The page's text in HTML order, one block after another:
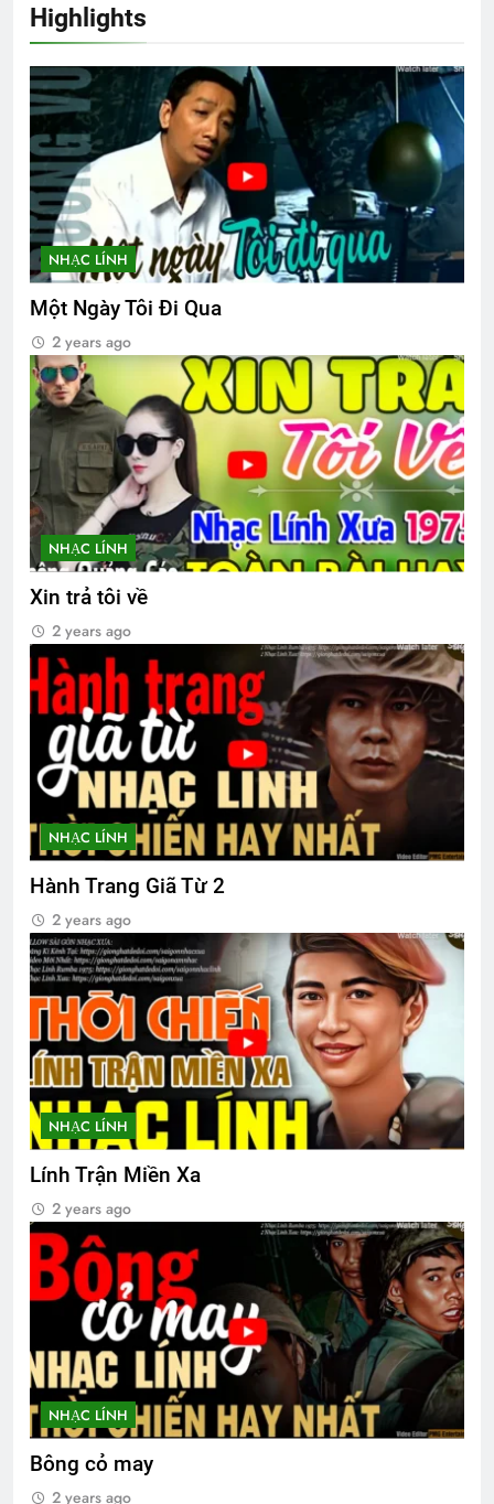
NƠI TÂM TRÍ KHÔNG CÓ NỖI SỢ
(Rabindranath Tagore)
2 Years Ago
THT Nguyễn Huệ chúc mừng ĐH 2026
1 Year Ago
KHÔNG GÌ VÀNG CÓ THỂ Ở LẠI (Robert
3 Years Ago
Thăm CSVCQ Nguyễn Hữu Thuyết K20
2 Years Ago
MỘT NGÀY MÙA XUÂN (Rabindranath
Tagore)
MÙA XUÂN ĐANG TRỞ LẠI
3 Years Ago
Phiên Gác Đêm Xuân
2 Years Ago
NHƯ CÀNH HOA LÊ
Tình em rứa đó
3 Years Ago
BÀI CA “NGƯỜI TỐT” (Lỗ Tấn)
3 Years Ago
TƯỞNG CHỪNG CA DAO
2 Years Ago
Thăm QP Dư Ngọc Thanh K14/1
2 Years Ago
CTBCTY – Tập I – Chương 3
Highlights
NHẠC LÍNH
Một Ngày Tôi Đi Qua
2 years ago
NHẠC LÍNH
Xin trả tôi về
2 years ago
NHẠC LÍNH
Hành Trang Giã Từ 2
2 years ago
NHẠC LÍNH
Lính Trận Miền Xa
2 years ago
NHẠC LÍNH
Bông cỏ may
2 years ago